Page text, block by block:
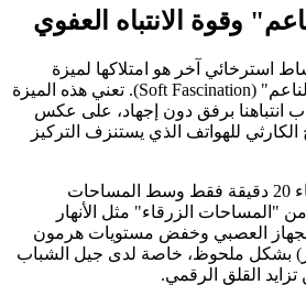
وقوة الانتباه العفوي
استرخائي آخر هو امتلاكها لميزة
علمية تُعرف بـ "الافتتان الناعم" (Soft Fascination). تعني هذه الميزة
انتباهنا برفق دون إجهاد، على عكس
للهواتف الذي يستنزف التركيز
وقد أثبتت الأبحاث أن قضاء 20 دقيقة فقط وسط المساحات
"المساحات الزرقاء" مثل الأنهار
الجهاز العصبي وخفض مستويات هرمون
بشكل ملحوظ، خاصة لدى جيل الشباب
القلق الرقمي.